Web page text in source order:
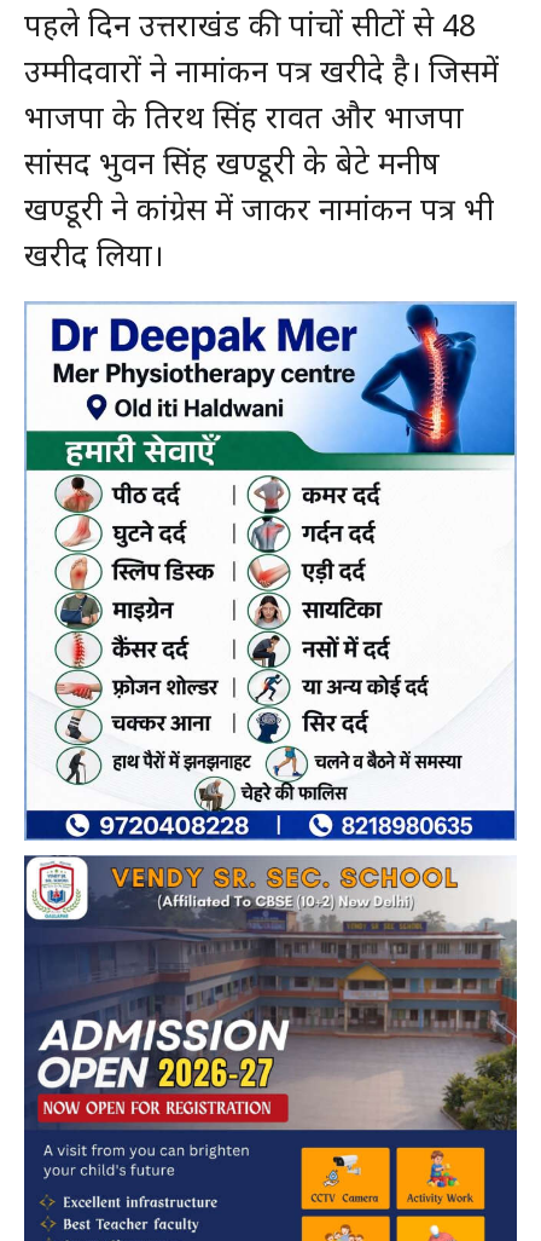
पहले दिन उत्तराखंड की पांचों सीटों से 48
उम्मीदवारों ने नामांकन पत्र खरीदे है। जिसमें
भाजपा के तिरथ सिंह रावत और भाजपा
सांसद भुवन सिंह खण्डूरी के बेटे मनीष
खण्डूरी ने कांग्रेस में जाकर नामांकन पत्र भी
खरीद लिया।